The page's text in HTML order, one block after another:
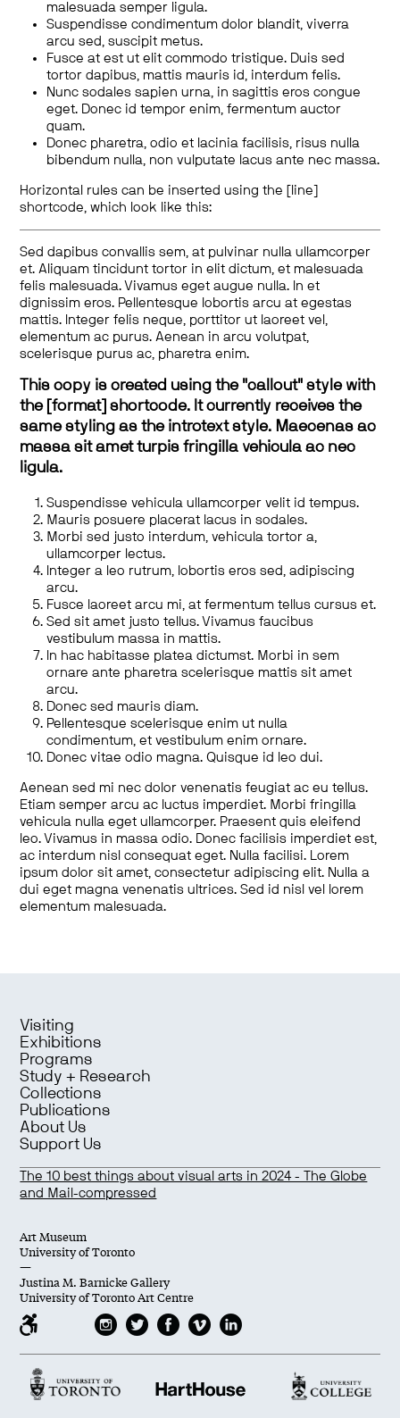
malesuada semper ligula.
Suspendisse condimentum dolor blandit, viverra
arcu sed, suscipit metus.
Fusce at est ut elit commodo tristique. Duis sed
tortor dapibus, mattis mauris id, interdum felis.
Nunc sodales sapien urna, in sagittis eros congue
eget. Donec id tempor enim, fermentum auctor
quam.
Donec pharetra, odio et lacinia facilisis, risus nulla
bibendum nulla, non vulputate lacus ante nec massa.
Horizontal rules can be inserted using the [line]
shortcode, which look like this:
Sed dapibus convallis sem, at pulvinar nulla ullamcorper
et. Aliquam tincidunt tortor in elit dictum, et malesuada
felis malesuada. Vivamus eget augue nulla. In et
dignissim eros. Pellentesque lobortis arcu at egestas
mattis. Integer felis neque, porttitor ut laoreet vel,
elementum ac purus. Aenean in arcu volutpat,
scelerisque purus ac, pharetra enim.
This copy is created using the "callout" style with
the [format] shortcode. It currently receives the
same styling as the introtext style. Maecenas ac
massa sit amet turpis fringilla vehicula ac nec
ligula.
Suspendisse vehicula ullamcorper velit id tempus.
Mauris posuere placerat lacus in sodales.
Morbi sed justo interdum, vehicula tortor a,
ullamcorper lectus.
Integer a leo rutrum, lobortis eros sed, adipiscing
arcu.
Fusce laoreet arcu mi, at fermentum tellus cursus et.
Sed sit amet justo tellus. Vivamus faucibus
vestibulum massa in mattis.
In hac habitasse platea dictumst. Morbi in sem
ornare ante pharetra scelerisque mattis sit amet
arcu.
Donec sed mauris diam.
Pellentesque scelerisque enim ut nulla
condimentum, et vestibulum enim ornare.
Donec vitae odio magna. Quisque id leo dui.
Aenean sed mi nec dolor venenatis feugiat ac eu tellus.
Etiam semper arcu ac luctus imperdiet. Morbi fringilla
vehicula nulla eget ullamcorper. Praesent quis eleifend
leo. Vivamus in massa odio. Donec facilisis imperdiet est,
ac interdum nisl consequat eget. Nulla facilisi. Lorem
ipsum dolor sit amet, consectetur adipiscing elit. Nulla a
dui eget magna venenatis ultrices. Sed id nisl vel lorem
elementum malesuada.
Visiting
Exhibitions
Programs
Study + Research
Collections
Publications
About Us
Support Us
The 10 best things about visual arts in 2024 - The Globe
and Mail-compressed
Art Museum
University of Toronto
—
Justina M. Barnicke Gallery
University of Toronto Art Centre